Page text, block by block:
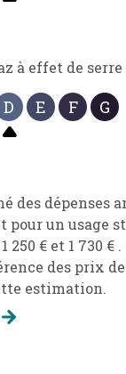
Ouest
à effet de serre
D E F G
des dépenses
pour un usage
250 € et 1 730 €
des prix
estimation.